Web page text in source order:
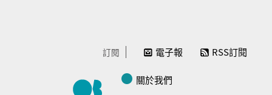
訂閱 電子報 RSS訂閱
關於我們